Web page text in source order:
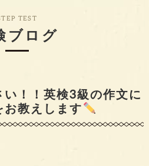
TEST
ブログ
！！英検3級の作文に
お教えします